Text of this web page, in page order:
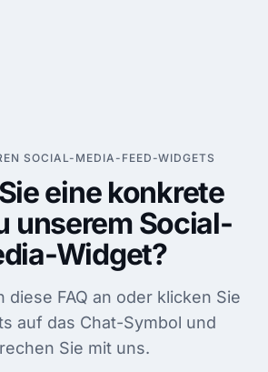
SOCIAL-MEDIA-FEED-WIDGETS
eine konkrete
unserem Social-
Widget?
diese FAQ an oder klicken Sie
auf das Chat-Symbol und
Sie mit uns.